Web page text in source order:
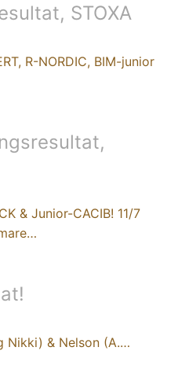
STOXA
R-NORDIC, BIM-junior
& Junior-CACIB! 11/7
Nikki) & Nelson (A.…